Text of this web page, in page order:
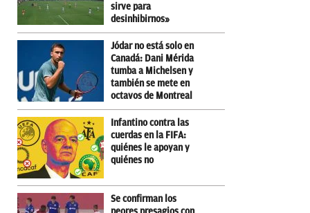
sirve para
desinhibirnos»
Jódar no está solo en
Canadá: Dani Mérida
tumba a Michelsen y
también se mete en
octavos de Montreal
Infantino contra las
cuerdas en la FIFA:
quiénes le apoyan y
quiénes no
Se confirman los